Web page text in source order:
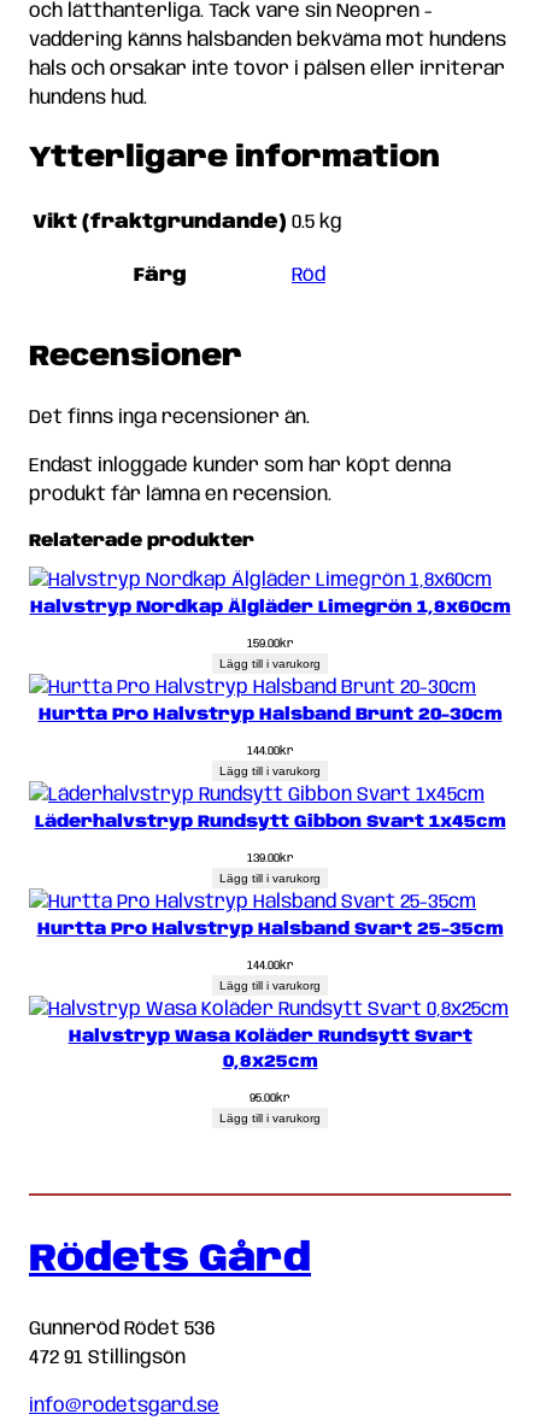
och lätthanterliga. Tack vare sin Neopren -
vaddering känns halsbanden bekväma mot hundens
hals och orsakar inte tovor i pälsen eller irriterar
hundens hud.
Ytterligare information
Vikt (fraktgrundande) 0.5 kg
Färg Röd
Recensioner
Det finns inga recensioner än.
Endast inloggade kunder som har köpt denna
produkt får lämna en recension.
Relaterade produkter
Halvstryp Nordkap Älgläder Limegrön 1,8x60cm
159.00kr
Lägg till i varukorg
Hurtta Pro Halvstryp Halsband Brunt 20-30cm
144.00kr
Lägg till i varukorg
Läderhalvstryp Rundsytt Gibbon Svart 1x45cm
139.00kr
Lägg till i varukorg
Hurtta Pro Halvstryp Halsband Svart 25-35cm
144.00kr
Lägg till i varukorg
Halvstryp Wasa Koläder Rundsytt Svart
0,8x25cm
95.00kr
Lägg till i varukorg
Rödets Gård
Gunneröd Rödet 536
472 91 Stillingsön
info@rodetsgard.se